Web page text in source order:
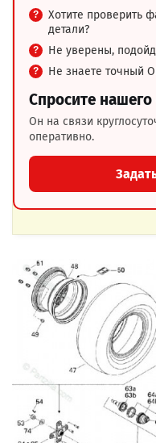
Хотите проверить
детали?
Не уверены,
Не знаете точный
Спросите нашего
Он на связи
оперативно.